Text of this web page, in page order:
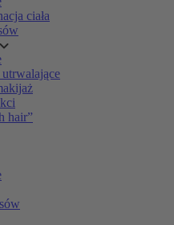
ciała
hair”